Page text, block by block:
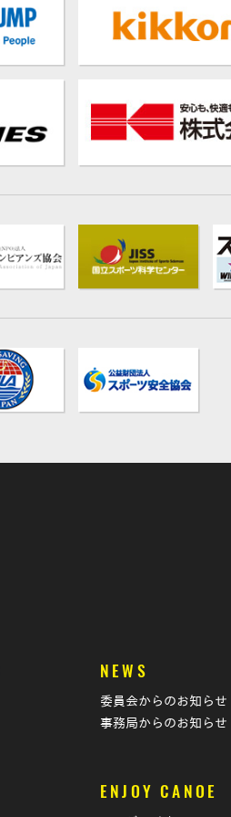
NEWS
委員会からのお知らせ
事務局からのお知らせ
ENJOY CANOE